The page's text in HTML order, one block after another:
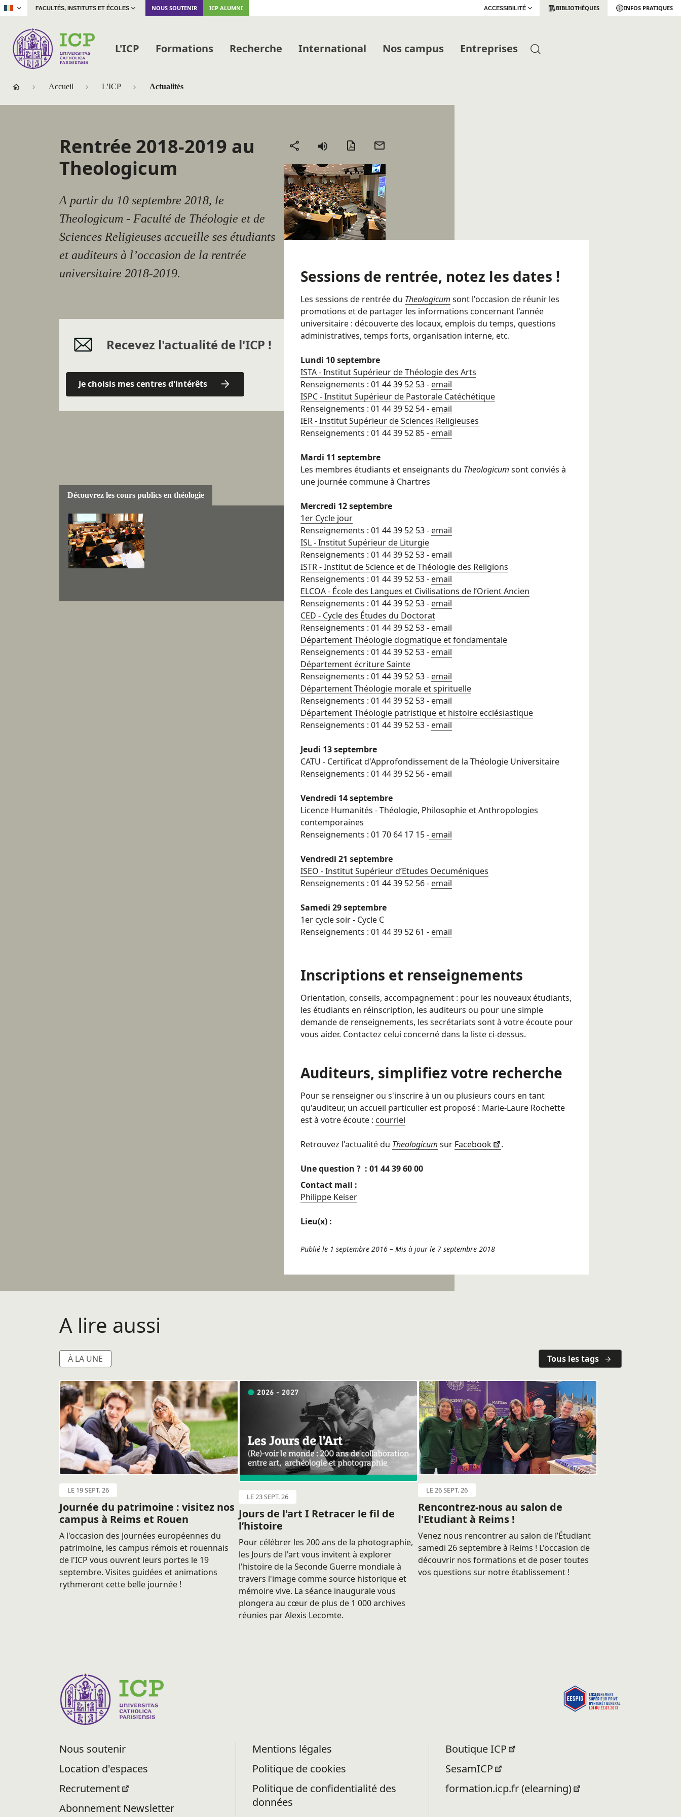
| FACULTÉS, INSTITUTS ET ÉCOLES NOUS SOUTENIR ICP ALUMNI ACCESSIBILITÉ BIBLIOTHÈQUES INFOS PRATIQUES
L'ICP Formations Recherche International Nos campus Entreprises
Accueil L'ICP Actualités
Rentrée 2018-2019 au
Theologicum
A partir du 10 septembre 2018, le
Theologicum - Faculté de Théologie et de
Sciences Religieuses accueille ses étudiants
et auditeurs à l’occasion de la rentrée
universitaire 2018-2019.
Recevez l'actualité de l'ICP !
Je choisis mes centres d'intérêts
Découvrez les cours publics en théologie
Partager
Version
Sessions de rentrée, notez les dates !
Les sessions de rentrée du Theologicum sont l'occasion de réunir les
promotions et de partager les informations concernant l'année
universitaire : découverte des locaux, emplois du temps, questions
administratives, temps forts, organisation interne, etc.
Lundi 10 septembre
ISTA - Institut Supérieur de Théologie des Arts
Renseignements : 01 44 39 52 53 - email
ISPC - Institut Supérieur de Pastorale Catéchétique
Renseignements : 01 44 39 52 54 - email
IER - Institut Supérieur de Sciences Religieuses
Renseignements : 01 44 39 52 85 - email
Mardi 11 septembre
Les membres étudiants et enseignants du Theologicum sont conviés à
une journée commune à Chartres
Mercredi 12 septembre
1er Cycle jour
Renseignements : 01 44 39 52 53 - email
ISL - Institut Supérieur de Liturgie
Renseignements : 01 44 39 52 53 - email
ISTR - Institut de Science et de Théologie des Religions
Renseignements : 01 44 39 52 53 - email
ELCOA - École des Langues et Civilisations de l’Orient Ancien
Renseignements : 01 44 39 52 53 - email
CED - Cycle des Études du Doctorat
Renseignements : 01 44 39 52 53 - email
Département Théologie dogmatique et fondamentale
Renseignements : 01 44 39 52 53 - email
Département écriture Sainte
Renseignements : 01 44 39 52 53 - email
Département Théologie morale et spirituelle
Renseignements : 01 44 39 52 53 - email
Département Théologie patristique et histoire ecclésiastique
Renseignements : 01 44 39 52 53 - email
Jeudi 13 septembre
CATU - Certificat d'Approfondissement de la Théologie Universitaire
Renseignements : 01 44 39 52 56 - email
Vendredi 14 septembre
Licence Humanités - Théologie, Philosophie et Anthropologies
contemporaines
Renseignements : 01 70 64 17 15 - email
Vendredi 21 septembre
ISEO - Institut Supérieur d’Etudes Oecuméniques
Renseignements : 01 44 39 52 56 - email
Samedi 29 septembre
1er cycle soir - Cycle C
Renseignements : 01 44 39 52 61 - email
Inscriptions et renseignements
Orientation, conseils, accompagnement : pour les nouveaux étudiants,
les étudiants en réinscription, les auditeurs ou pour une simple
demande de renseignements, les secrétariats sont à votre écoute pour
vous aider. Contactez celui concerné dans la liste ci-dessus.
Auditeurs, simplifiez votre recherche
Pour se renseigner ou s'inscrire à un ou plusieurs cours en tant
qu'auditeur, un accueil particulier est proposé : Marie-Laure Rochette
est à votre écoute : courriel
Retrouvez l'actualité du Theologicum sur Facebook .
Une question ? : 01 44 39 60 00
Contact mail :
Philippe Keiser
Lieu(x) :
Publié le 1 septembre 2016 – Mis à jour le 7 septembre 2018
A lire aussi
À LA UNE Tous les tags
LE 19 SEPT. 26
Journée du patrimoine : visitez nos
campus à Reims et Rouen
A l'occasion des Journées européennes du
patrimoine, les campus rémois et rouennais
de l'ICP vous ouvrent leurs portes le 19
septembre. Visites guidées et animations
rythmeront cette belle journée !
LE 23 SEPT. 26
Jours de l'art I Retracer le fil de
l’histoire
Pour célébrer les 200 ans de la photographie,
les Jours de l'art vous invitent à explorer
l'histoire de la Seconde Guerre mondiale à
travers l'image comme source historique et
mémoire vive. La séance inaugurale vous
plongera au cœur de plus de 1 000 archives
réunies par Alexis Lecomte.
LE 26 SEPT. 26
Rencontrez-nous au salon de
l'Etudiant à Reims !
Venez nous rencontrer au salon de l’Étudiant
samedi 26 septembre à Reims ! L'occasion de
découvrir nos formations et de poser toutes
vos questions sur notre établissement !
Nous soutenir
Location d'espaces
Recrutement
Abonnement Newsletter
Mentions légales
Politique de cookies
Politique de confidentialité des
données
Boutique ICP
SesamICP
formation.icp.fr (elearning)